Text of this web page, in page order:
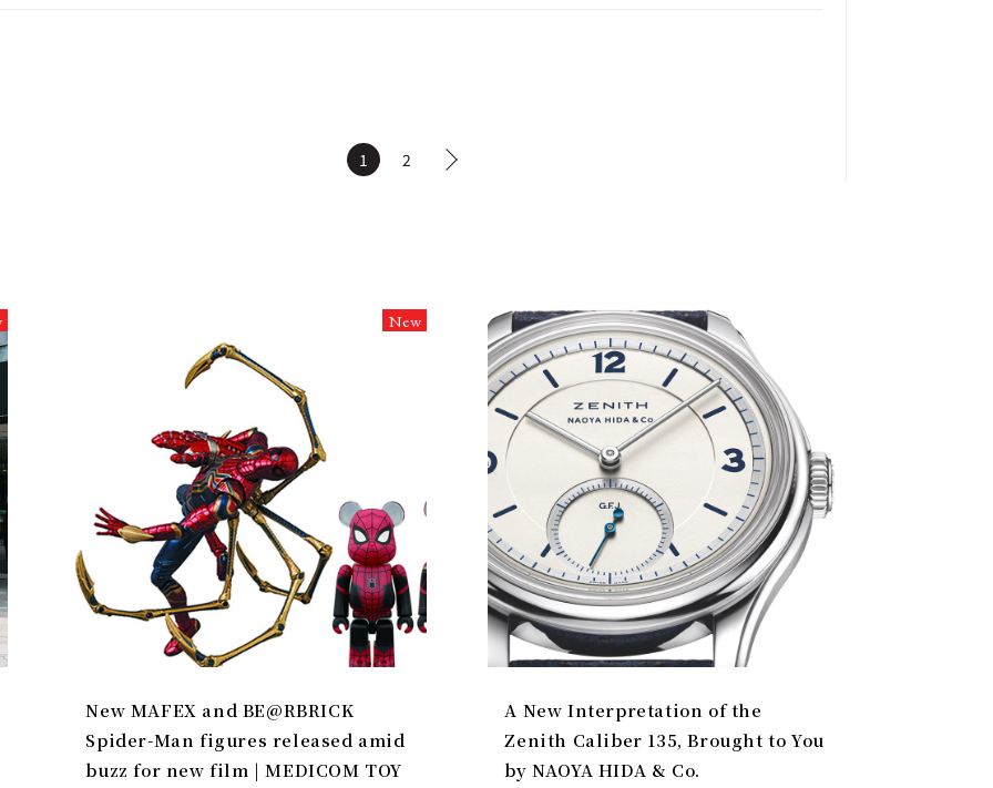
1 2
New
New MAFEX and BE@RBRICK
Spider-Man figures released amid
buzz for new film | MEDICOM TOY
A New Interpretation of the
Zenith Caliber 135, Brought to You
by NAOYA HIDA & Co.